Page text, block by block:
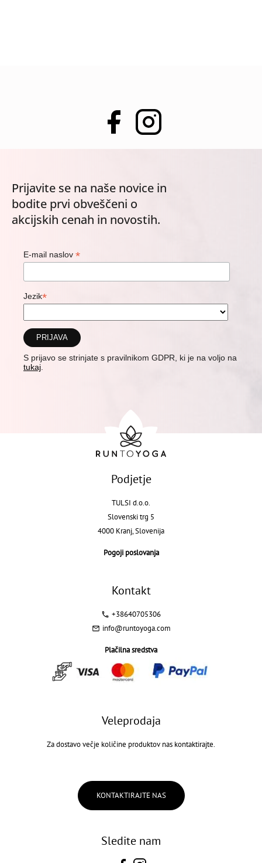
Prijavite se na naše novice in
bodite prvi obveščeni o
akcijskih cenah in novostih.
E-mail naslov *
Jezik*
S prijavo se strinjate s pravilnikom GDPR, ki je na voljo na
tukaj.
Podjetje
TULSI d.o.o.
Slovenski trg 5
4000 Kranj, Slovenija
Pogoji poslovanja
Kontakt
+38640705306
info@runtoyoga.com
Plačilna sredstva
Veleprodaja
Za dostavo večje količine produktov nas kontaktirajte.
KONTAKTIRAJTE NAS
Sledite nam